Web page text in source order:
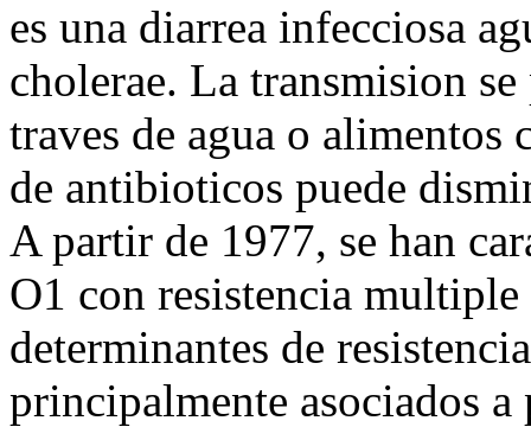
es una diarrea infecciosa
cholerae. La transmision
traves de agua o
de antibioticos puede
A partir de 1977, se han
O1 con resistencia
determinantes de
principalmente asociados